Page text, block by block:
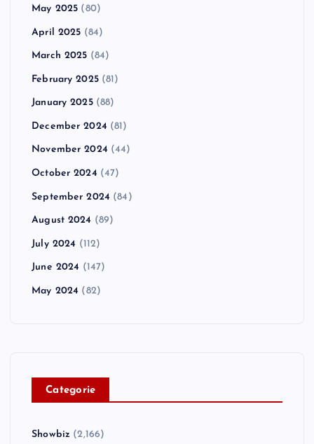
May 2025 (80)
April 2025 (84)
March 2025 (84)
February 2025(81)
January 2025(88)
December 2024 (81)
November 2024 (44)
October 2024 (47)
September 2024 (84)
August 2024 (89)
July 2024 (112)
June 2024 (147)
May 2024 (82)
Categorie
Showbiz (2,166)